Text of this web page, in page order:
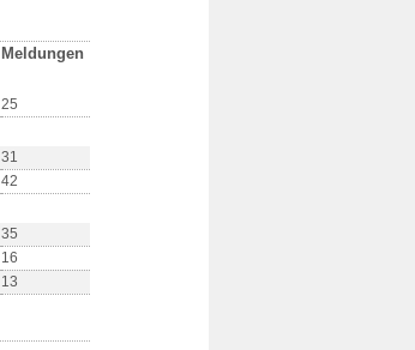
Meldungen
25
31
42
35
16
13